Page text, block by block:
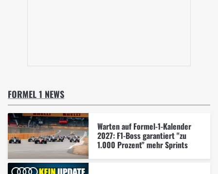
FORMEL 1 NEWS
Warten auf Formel-1-Kalender
2027: F1-Boss garantiert "zu
1.000 Prozent" mehr Sprints